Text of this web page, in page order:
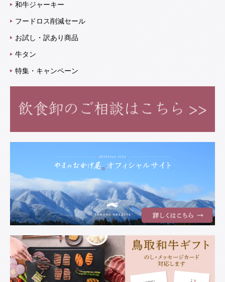
和牛ジャーキー
フードロス削減セール
お試し・訳あり商品
牛タン
特集・キャンペーン